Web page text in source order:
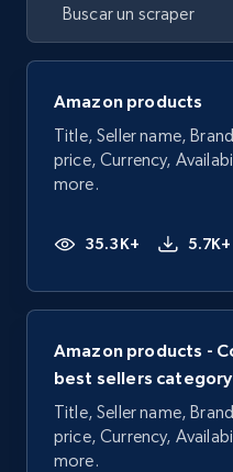
Amazon products
Title, Seller name,
price, Currency,
more.
35.3K+ 5.7K+
Amazon products -
best sellers category
Title, Seller name,
price, Currency,
more.